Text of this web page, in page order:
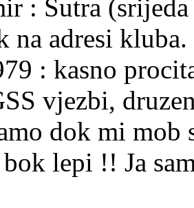
: Sutra
na adresi kluba.
: kasno
vjezbi,
dok mi mob
lepi !! Ja